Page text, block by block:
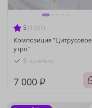
5 (1907)
Композиция "Цитрусовое
утро"
В наличии
7 000 ₽